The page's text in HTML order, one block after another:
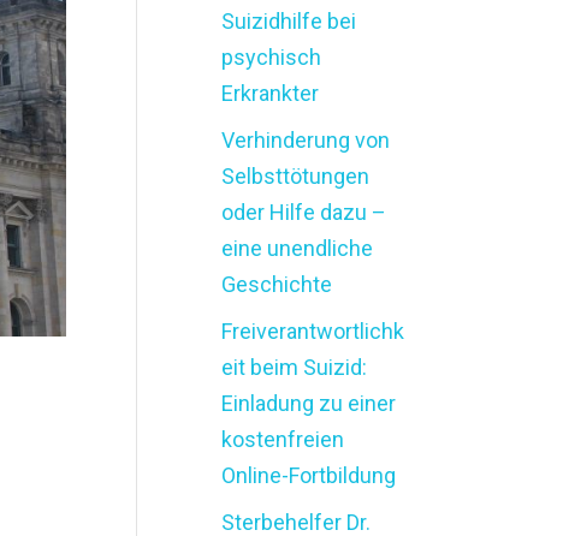
Suizidhilfe bei
psychisch
Erkrankter
Verhinderung von
Selbsttötungen
oder Hilfe dazu –
eine unendliche
Geschichte
Freiverantwortlichk
eit beim Suizid:
Einladung zu einer
kostenfreien
Online-Fortbildung
Sterbehelfer Dr.